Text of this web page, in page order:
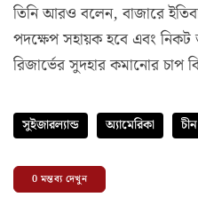
তিনি আরও বলেন, বাজারে
পদক্ষেপ সহায়ক হবে এবং নিকট
রিজার্ভের সুদহার কমানোর চাপ
সুইজারল্যান্ড অ্যামেরিকা চীন
0মন্তব্য দেখুন